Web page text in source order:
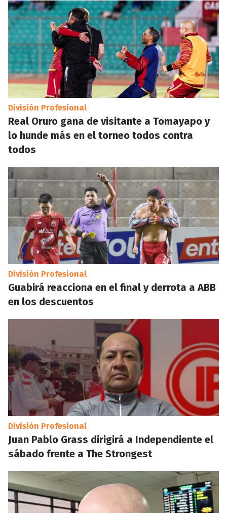
División Profesional
Real Oruro gana de visitante a Tomayapo y
lo hunde más en el torneo todos contra
todos
División Profesional
Guabirá reacciona en el final y derrota a ABB
en los descuentos
División Profesional
Juan Pablo Grass dirigirá a Independiente el
sábado frente a The Strongest